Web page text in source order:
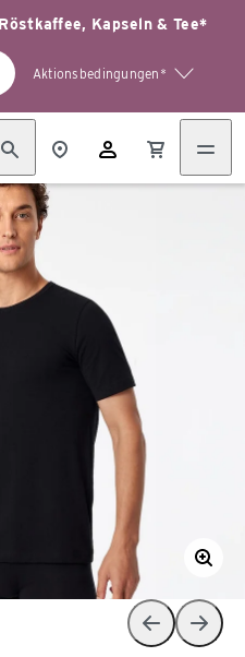
Kapseln & Tee*
Aktionsbedingungen*